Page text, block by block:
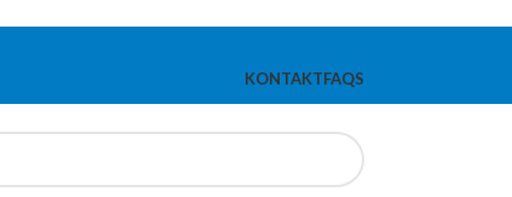
KONTAKTFAQS